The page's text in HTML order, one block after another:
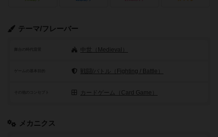
テーマ/フレーバー
舞台の時代背景 中世（Medieval）
ゲームの基本目的 戦闘/バトル（Fighting / Battle）
その他のコンセプト カードゲーム（Card Game）
メカニクス